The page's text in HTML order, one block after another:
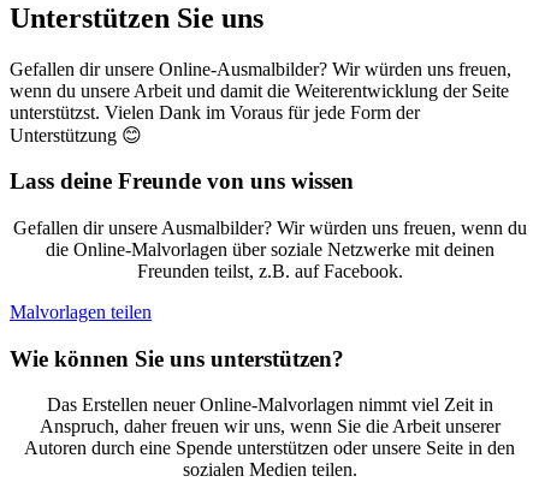
Unterstützen Sie uns
Gefallen dir unsere Online-Ausmalbilder? Wir würden uns freuen,
wenn du unsere Arbeit und damit die Weiterentwicklung der Seite
unterstützst. Vielen Dank im Voraus für jede Form der
Unterstützung 😊
Lass deine Freunde von uns wissen
Gefallen dir unsere Ausmalbilder? Wir würden uns freuen, wenn du
die Online-Malvorlagen über soziale Netzwerke mit deinen
Freunden teilst, z.B. auf Facebook.
Malvorlagen teilen
Wie können Sie uns unterstützen?
Das Erstellen neuer Online-Malvorlagen nimmt viel Zeit in
Anspruch, daher freuen wir uns, wenn Sie die Arbeit unserer
Autoren durch eine Spende unterstützen oder unsere Seite in den
sozialen Medien teilen.